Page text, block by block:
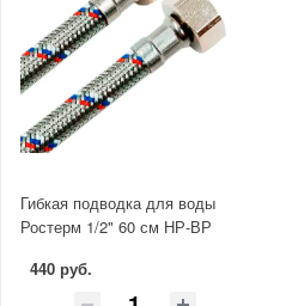
Гибкая подводка для воды
Ростерм 1/2" 60 см НР-ВР
440 руб.